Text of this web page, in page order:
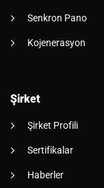
Senkron Pano
Kojenerasyon
Şirket
Şirket Profili
Sertifikalar
Haberler